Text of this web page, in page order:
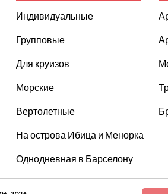
Индивидуальные
Групповые
Для круизов
Морские
Вертолетные
На острова Ибица и Менорка
Однодневная в Барселону